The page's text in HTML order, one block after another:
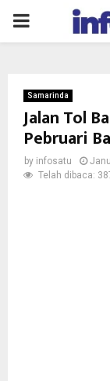
PRIMARY
Samarinda
Jalan Tol
Pebruari
by infosatu
Telah dibaca: